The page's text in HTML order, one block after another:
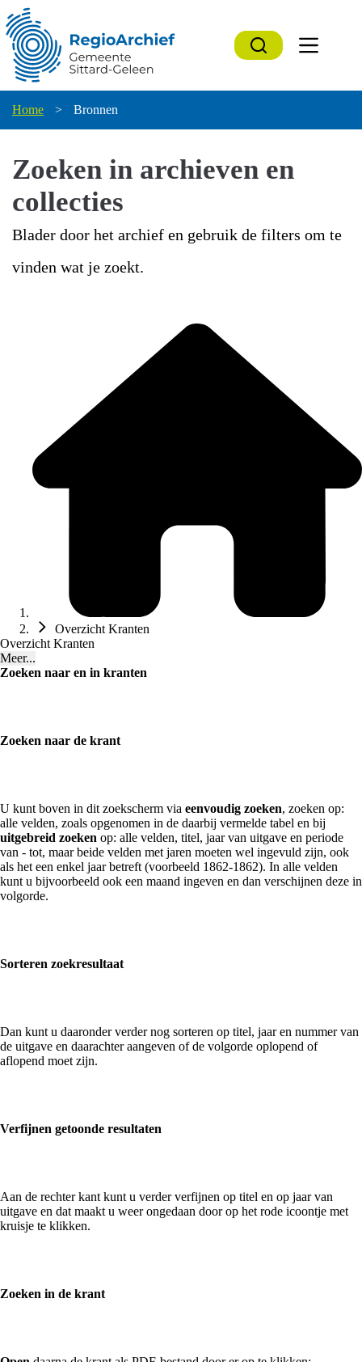
naar
de
inhoud
Home > Bronnen
Zoeken in archieven en
collecties
Blader door het archief en gebruik de filters om te
vinden wat je zoekt.
Overzicht Kranten
Overzicht Kranten
Meer...
Zoeken naar en in kranten
Zoeken naar de krant
U kunt boven in dit zoekscherm via eenvoudig zoeken, zoeken op:
alle velden, zoals opgenomen in de daarbij vermelde tabel en bij
uitgebreid zoeken op: alle velden, titel, jaar van uitgave en periode
van - tot, maar beide velden met jaren moeten wel ingevuld zijn, ook
als het een enkel jaar betreft (voorbeeld 1862-1862). In alle velden
kunt u bijvoorbeeld ook een maand ingeven en dan verschijnen deze in
volgorde.
Sorteren zoekresultaat
Dan kunt u daaronder verder nog sorteren op titel, jaar en nummer van
de uitgave en daarachter aangeven of de volgorde oplopend of
aflopend moet zijn.
Verfijnen getoonde resultaten
Aan de rechter kant kunt u verder verfijnen op titel en op jaar van
uitgave en dat maakt u weer ongedaan door op het rode icoontje met
kruisje te klikken.
Zoeken in de krant